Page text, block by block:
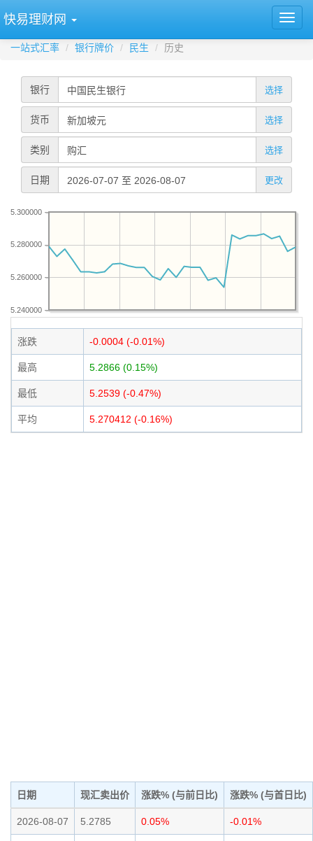
快易理财网
一站式汇率 银行牌价 民生 历史
银行 选择
货币 选择
类别 选择
日期 更改
5.240000
5.260000
5.280000
5.300000
涨跌 -0.0004 (-0.01%)
最高 5.2866 (0.15%)
最低 5.2539 (-0.47%)
平均 5.270412 (-0.16%)
日期 现汇卖出价 涨跌% (与前日比) 涨跌% (与首日比)
2026-08-07 5.2785 0.05% -0.01%